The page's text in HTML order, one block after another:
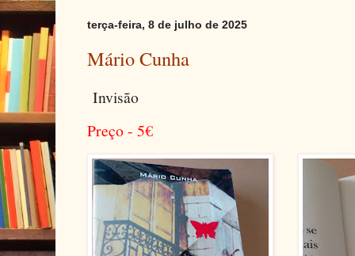
terça-feira, 8 de julho de 2025
Mário Cunha
Invisão
Preço - 5€